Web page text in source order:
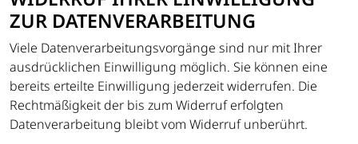
ZUR DATENVERARBEITUNG
Viele Datenverarbeitungsvorgänge sind nur mit Ihrer
ausdrücklichen Einwilligung möglich. Sie können eine
bereits erteilte Einwilligung jederzeit widerrufen. Die
Rechtmäßigkeit der bis zum Widerruf erfolgten
Datenverarbeitung bleibt vom Widerruf unberührt.